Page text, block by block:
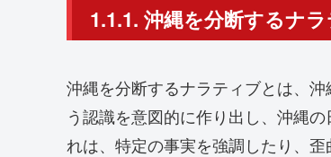
1.1.1. 沖縄を分断するナ
沖縄を分断するナラティブとは、
う認識を意図的に作り出し、沖縄
れは、特定の事実を強調したり、